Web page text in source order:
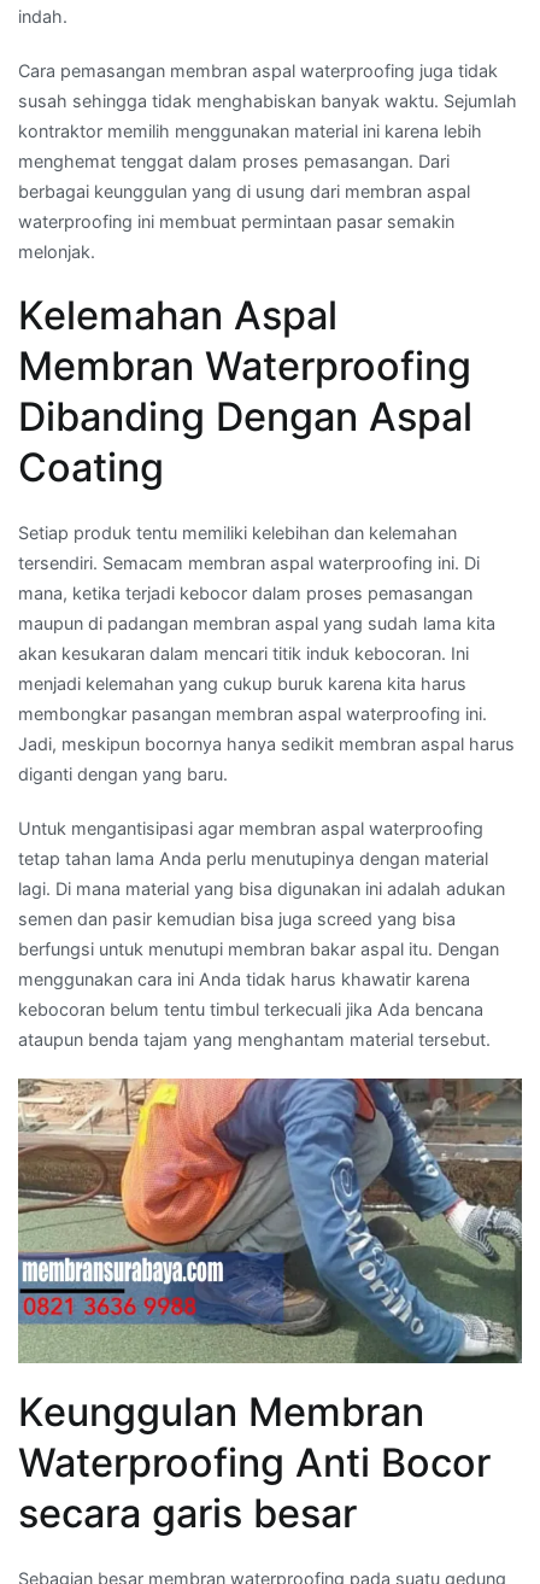
indah.
Cara pemasangan membran aspal waterproofing juga tidak
susah sehingga tidak menghabiskan banyak waktu. Sejumlah
kontraktor memilih menggunakan material ini karena lebih
menghemat tenggat dalam proses pemasangan. Dari
berbagai keunggulan yang di usung dari membran aspal
waterproofing ini membuat permintaan pasar semakin
melonjak.
Kelemahan Aspal
Membran Waterproofing
Dibanding Dengan Aspal
Coating
Setiap produk tentu memiliki kelebihan dan kelemahan
tersendiri. Semacam membran aspal waterproofing ini. Di
mana, ketika terjadi kebocor dalam proses pemasangan
maupun di padangan membran aspal yang sudah lama kita
akan kesukaran dalam mencari titik induk kebocoran. Ini
menjadi kelemahan yang cukup buruk karena kita harus
membongkar pasangan membran aspal waterproofing ini.
Jadi, meskipun bocornya hanya sedikit membran aspal harus
diganti dengan yang baru.
Untuk mengantisipasi agar membran aspal waterproofing
tetap tahan lama Anda perlu menutupinya dengan material
lagi. Di mana material yang bisa digunakan ini adalah adukan
semen dan pasir kemudian bisa juga screed yang bisa
berfungsi untuk menutupi membran bakar aspal itu. Dengan
menggunakan cara ini Anda tidak harus khawatir karena
kebocoran belum tentu timbul terkecuali jika Ada bencana
ataupun benda tajam yang menghantam material tersebut.
Keunggulan Membran
Waterproofing Anti Bocor
secara garis besar
Sebagian besar membran waterproofing pada suatu gedung